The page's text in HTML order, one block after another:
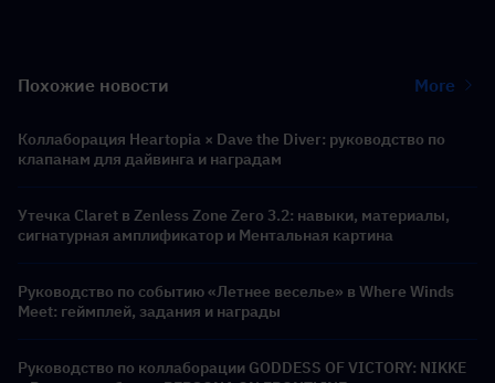
Похожие новости More
Коллаборация Heartopia × Dave the Diver: руководство по
клапанам для дайвинга и наградам
Утечка Claret в Zenless Zone Zero 3.2: навыки, материалы,
сигнатурная амплификатор и Ментальная картина
Руководство по событию «Летнее веселье» в Where Winds
Meet: геймплей, задания и награды
Руководство по коллаборации GODDESS OF VICTORY: NIKKE